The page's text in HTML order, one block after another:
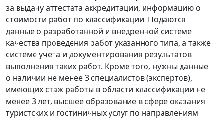
за выдачу аттестата аккредитации, информацию о
стоимости работ по классификации. Подаются
данные о разработанной и внедренной системе
качества проведения работ указанного типа, а также
системе учета и документирования результатов
выполнения таких работ. Кроме того, нужны данные
о наличии не менее 3 специалистов (экспертов),
имеющих стаж работы в области классификации не
менее 3 лет, высшее образование в сфере оказания
туристских и гостиничных услуг по направлениям